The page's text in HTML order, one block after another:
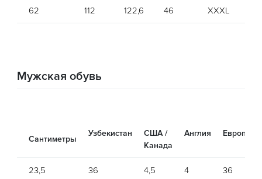
62 112 122,6 46 XXXL
Мужская обувь
Сантиметры
Узбекистан
США /
Канада
Англия Европа
23,5 36 4,5 4 36